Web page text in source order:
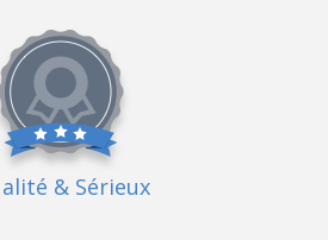
& Sérieux